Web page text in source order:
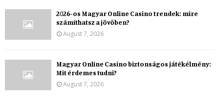
2026-os Magyar Online Casino trendek: mire
számíthatsz a jövőben?
August 7, 2026
Magyar Online Casino biztonságos játékélmény:
Mit érdemes tudni?
August 7, 2026